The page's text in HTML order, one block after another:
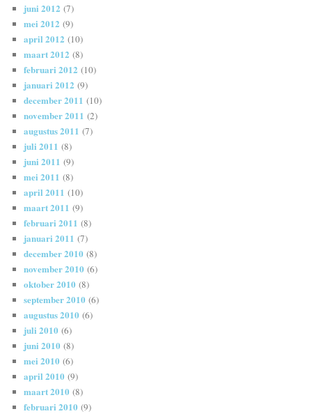
juni 2012 (7)
mei 2012 (9)
april 2012 (10)
maart 2012 (8)
februari 2012 (10)
januari 2012 (9)
december 2011 (10)
november 2011 (2)
augustus 2011 (7)
juli 2011 (8)
juni 2011 (9)
mei 2011 (8)
april 2011 (10)
maart 2011 (9)
februari 2011 (8)
januari 2011 (7)
december 2010 (8)
november 2010 (6)
oktober 2010 (8)
september 2010 (6)
augustus 2010 (6)
juli 2010 (6)
juni 2010 (8)
mei 2010 (6)
april 2010 (9)
maart 2010 (8)
februari 2010 (9)